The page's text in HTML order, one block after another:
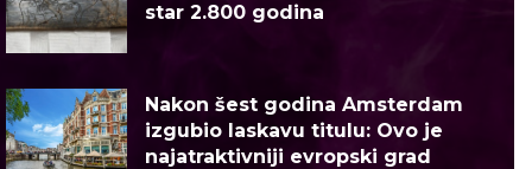
star 2.800 godina
Nakon šest godina Amsterdam
izgubio laskavu titulu: Ovo je
najatraktivniji evropski grad